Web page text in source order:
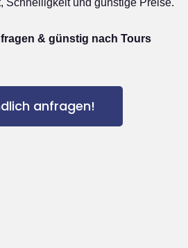
Schnelligkeit und günstige Preise.
& günstig nach Tours
anfragen!